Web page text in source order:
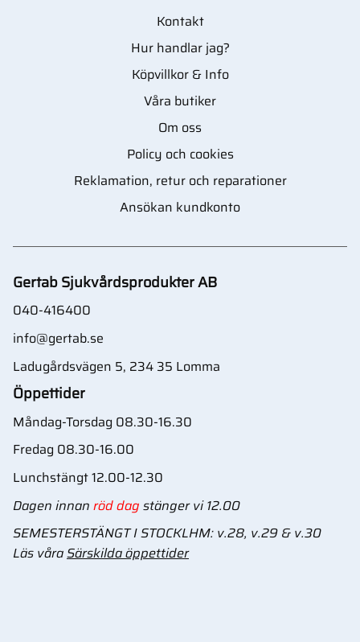
Kontakt
Hur handlar jag?
Köpvillkor & Info
Våra butiker
Om oss
Policy och cookies
Reklamation, retur och reparationer
Ansökan kundkonto
Gertab Sjukvårdsprodukter AB
040-416400
info@gertab.se
Ladugårdsvägen 5, 234 35 Lomma
Öppettider
Måndag-Torsdag 08.30-16.30
Fredag 08.30-16.00
Lunchstängt 12.00-12.30
Dagen innan röd dag stänger vi 12.00
SEMESTERSTÄNGT I STOCKLHM: v.28, v.29 & v.30
Läs våraSärskilda öppettider